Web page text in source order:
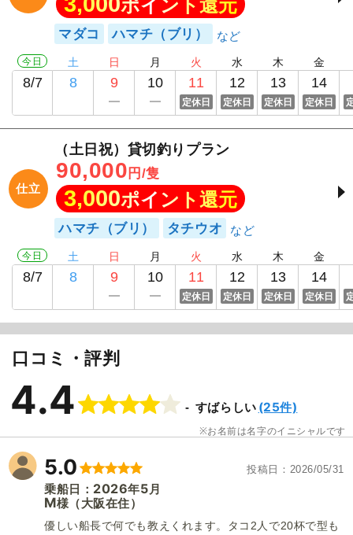
ポイント還元
マダコ ハマチ（ブリ）
今日
8/7
土
8
日
9
月
10
火
11
定休日
水
12
定休日
木
13
定休日
金
14
定休日
仕立
（土日祝）貸切釣りプラン
90,000 円/隻
3,000ポイント還元
ハマチ（ブリ） タチウオ
今日
8/7
土
8
日
9
月
10
火
11
定休日
水
12
定休日
木
13
定休日
金
14
定休日
口コミ・評判
4.4 すばらしい (25件)
お名前は名字のイニシャルです
5.0 投稿日 2026/05/31
乗船日： 2026年5 月
M様 （大阪在住）
優しい船長で何でも教えくれます。タコ2人で20杯で型も